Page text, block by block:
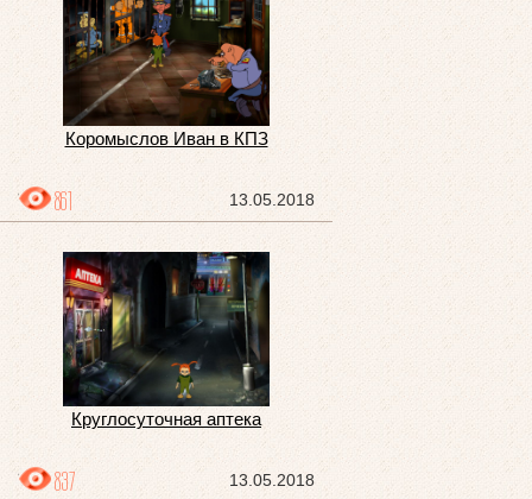
Коромыслов Иван в КПЗ
13.05.2018
861
Круглосуточная аптека
13.05.2018
837